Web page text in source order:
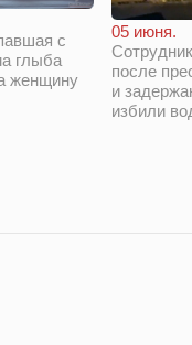
с
глыба
женщину
05 июня.
после
и
избили